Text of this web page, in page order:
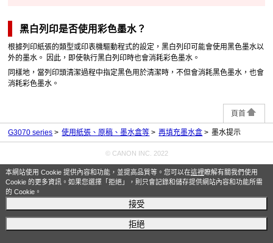
本網站使用 Cookie 提供內容和功能，並提高品質等。您可以在這裡瞭解有關我們使用
Cookie 的更多資訊。如果您選擇「拒絕」，則只會記錄和儲存提供網站內容和功能所需
的 Cookie。
接受
拒絕
黑白列印是否使用彩色墨水？
根據列印紙張的類型或印表機驅動程式的設定，黑白列印可能會使用黑色墨水以
外的墨水。
因此，即使執行黑白列印時也會消耗彩色墨水。
同樣地，當列印頭清潔過程中指定黑色用於清潔時，不但會消耗黑色墨水，也會
消耗彩色墨水。
頁首
G3070 series 使用紙張、原稿、墨水盒等 再填充墨水盒 墨水提示
© CANON INC. 2022